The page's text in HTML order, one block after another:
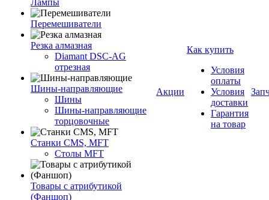
Лампы
Перемешиватели
Резка алмазная
Diamant DSC-AG
отрезная
Шины-направляющие
Шины
Шины-направляющие
торцовочные
Станки CMS, MFT
Столы MFT
Товары с атрибутикой
(Фаншоп)
Акции
Как купить
Условия
оплаты
Условия
доставки
Гарантия
на товар